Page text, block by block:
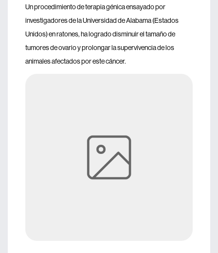
Un procedimiento de terapia génica ensayado por
investigadores de la Universidad de Alabama (Estados
Unidos) en ratones, ha logrado disminuir el tamaño de
tumores de ovario y prolongar la supervivencia de los
animales afectados por este cáncer.